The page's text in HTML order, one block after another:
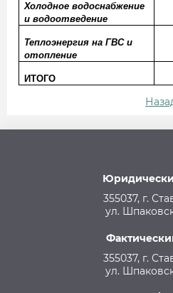
Холодное водоснабжение
и водоотведение
Теплоэнергия на ГВС и
отопление
ИТОГО
355037, г.
ул.
355037, г.
ул.